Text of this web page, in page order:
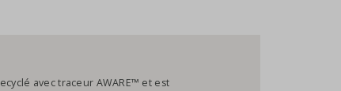
avec traceur AWARE™ et est